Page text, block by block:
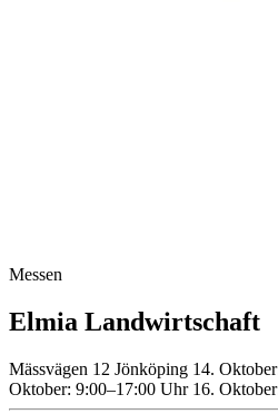
Messen
Elmia Landwirtschaft
Mässvägen 12 Jönköping 14.
Oktober: 9:00–17:00 Uhr 16.